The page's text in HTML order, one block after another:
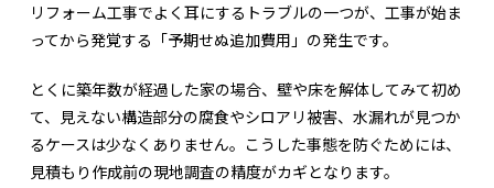
リフォーム工事でよく耳にするトラブルの一つが、工事が始ま
ってから発覚する「予期せぬ追加費用」の発生です。
とくに築年数が経過した家の場合、壁や床を解体してみて初め
て、見えない構造部分の腐食やシロアリ被害、水漏れが見つか
るケースは少なくありません。こうした事態を防ぐためには、
見積もり作成前の現地調査の精度がカギとなります。